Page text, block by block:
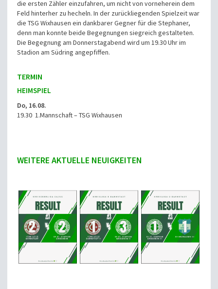
die ersten Zähler einzufahren, um nicht von vorneherein dem
Feld hinterher zu hecheln. In der zurückliegenden Spielzeit war
die TSG Wixhausen ein dankbarer Gegner für die Stephaner,
denn man konnte beide Begegnungen siegreich gestalteten.
Die Begegnung am Donnerstagabend wird um 19.30 Uhr im
Stadion am Südring angepfiffen.
TERMIN
HEIMSPIEL
Do, 16.08.
19.30 1.Mannschaft – TSG Wixhausen
WEITERE AKTUELLE NEUIGKEITEN